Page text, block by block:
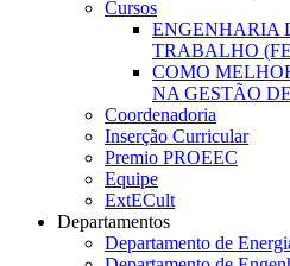
Cursos
ENGENHARIA
TRABALHO
COMO
NA GESTÃO
Coordenadoria
Inserção Curricular
Premio PROEEC
Equipe
ExtECult
Departamentos
Departamento de